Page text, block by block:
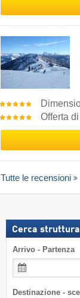
Offerta
Tutte le recensioni
Cerca
Arrivo - Partenza
Destinazione -